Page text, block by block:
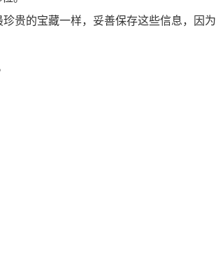
贵的宝藏一样，妥善保存这些信息，因